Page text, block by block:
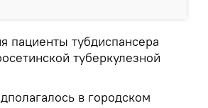
пациенты тубдиспансера
туберкулезной
в городском